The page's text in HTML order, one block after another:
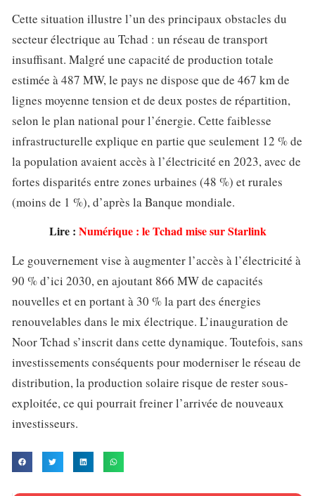
Cette situation illustre l’un des principaux obstacles du
secteur électrique au Tchad : un réseau de transport
insuffisant. Malgré une capacité de production totale
estimée à 487 MW, le pays ne dispose que de 467 km de
lignes moyenne tension et de deux postes de répartition,
selon le plan national pour l’énergie. Cette faiblesse
infrastructurelle explique en partie que seulement 12 % de
la population avaient accès à l’électricité en 2023, avec de
fortes disparités entre zones urbaines (48 %) et rurales
(moins de 1 %), d’après la Banque mondiale.
Lire : Numérique : le Tchad mise sur Starlink
Le gouvernement vise à augmenter l’accès à l’électricité à
90 % d’ici 2030, en ajoutant 866 MW de capacités
nouvelles et en portant à 30 % la part des énergies
renouvelables dans le mix électrique. L’inauguration de
Noor Tchad s’inscrit dans cette dynamique. Toutefois, sans
investissements conséquents pour moderniser le réseau de
distribution, la production solaire risque de rester sous-
exploitée, ce qui pourrait freiner l’arrivée de nouveaux
investisseurs.